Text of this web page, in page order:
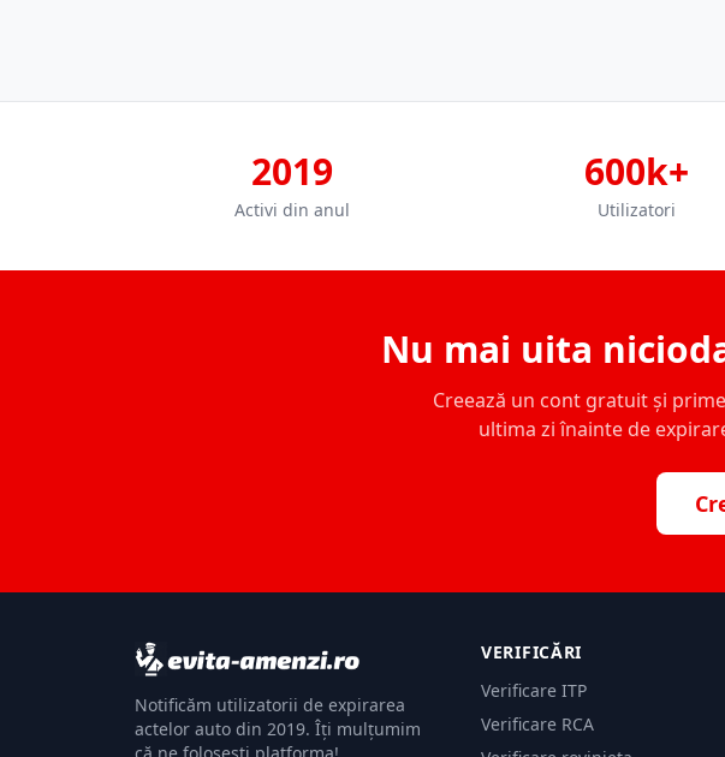
2019
Activi din anul
600k+
Utilizatori
Nu mai uita
Creează un cont gratuit și
ultima zi înainte de
Notificăm utilizatorii de expirarea
actelor auto din 2019. Îți mulțumim
VERIFICĂRI
Verificare ITP
Verificare RCA